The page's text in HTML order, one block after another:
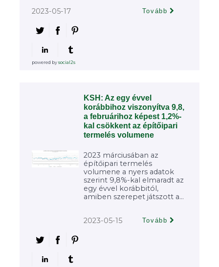
2023-05-17 Tovább
powered bysocial2s
KSH: Az egy évvel
korábbihoz viszonyítva 9,8,
a februárihoz képest 1,2%-
kal csökkent az építőipari
termelés volumene
2023 márciusában az
építőipari termelés
volumene a nyers adatok
szerint 9,8%-kal elmaradt az
egy évvel korábbitól,
amiben szerepet játszott a...
2023-05-15 Tovább